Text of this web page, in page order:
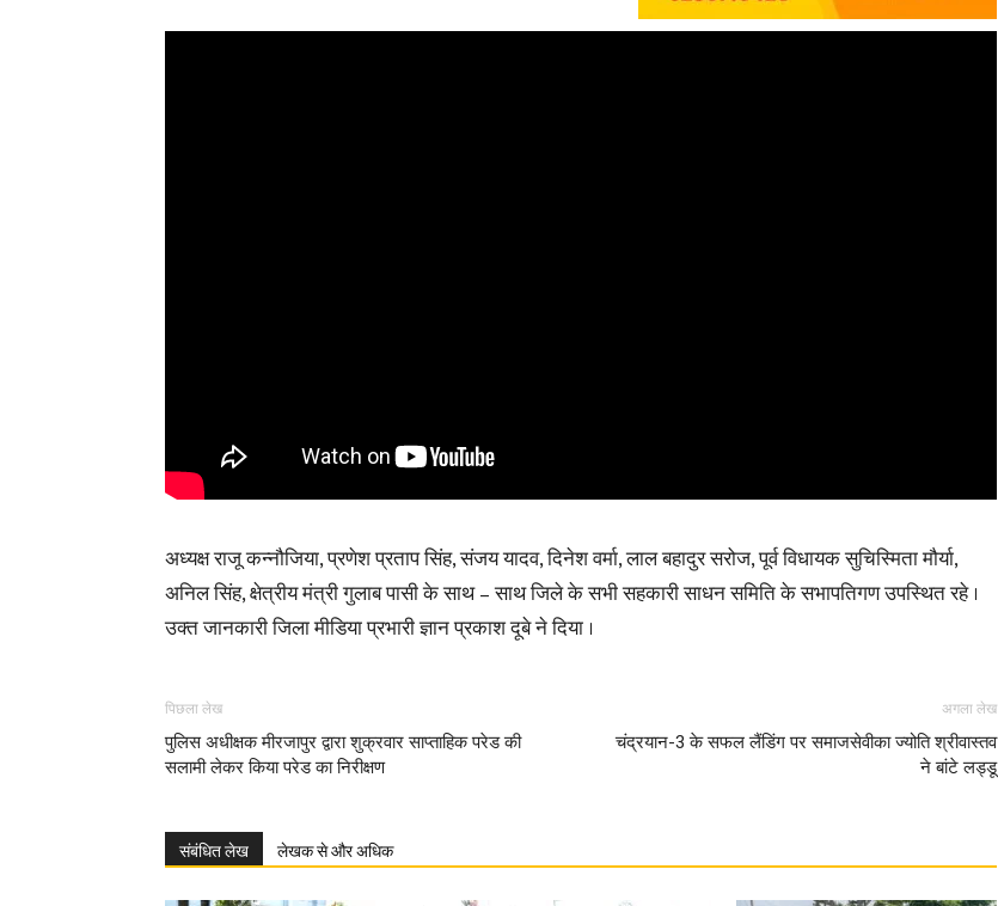
अध्यक्ष राजू कन्नौजिया, प्रणेश प्रताप सिंह, संजय यादव, दिनेश वर्मा, लाल बहादुर सरोज, पूर्व विधायक सुचिस्मिता मौर्या,
अनिल सिंह, क्षेत्रीय मंत्री गुलाब पासी के साथ – साथ जिले के सभी सहकारी साधन समिति के सभापतिगण उपस्थित रहे ।
उक्त जानकारी जिला मीडिया प्रभारी ज्ञान प्रकाश दूबे ने दिया ।
पिछला लेख
पुलिस अधीक्षक मीरजापुर द्वारा शुक्रवार साप्ताहिक परेड की
सलामी लेकर किया परेड का निरीक्षण
अगला लेख
चंद्रयान-3 के सफल लैंडिंग पर समाजसेवीका ज्योति श्रीवास्तव
ने बांटे लड्डू
संबंधित लेख लेखक से और अधिक